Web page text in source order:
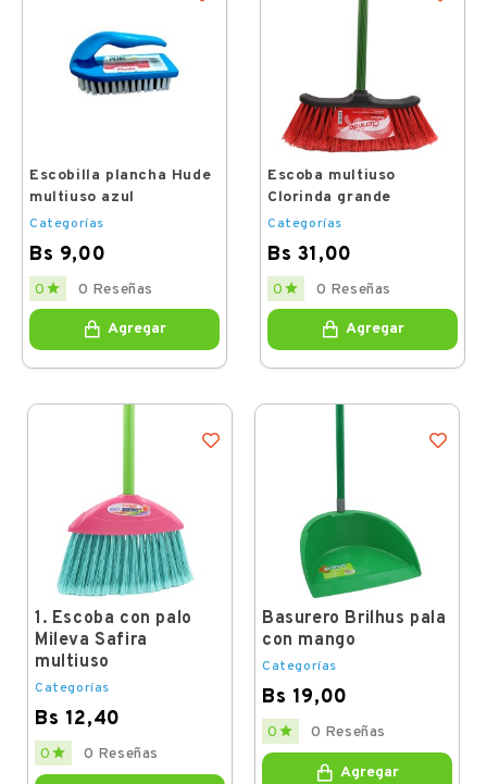
Escobilla plancha Hude
multiuso azul
Categorías
Bs 9,00
Price
0  0 Reseñas
Agregar
Escoba multiuso
Clorinda grande
Categorías
Bs 31,00
Price
0  0 Reseñas
Agregar
1. Escoba con palo
Mileva Safira
multiuso
Categorías
Bs 12,40
Price
0  0 Reseñas
Basurero Brilhus pala
con mango
Categorías
Bs 19,00
Price
0  0 Reseñas
Agregar